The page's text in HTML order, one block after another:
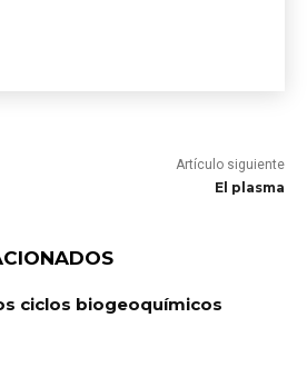
Artículo siguiente
El plasma
ciclos biogeoquímicos